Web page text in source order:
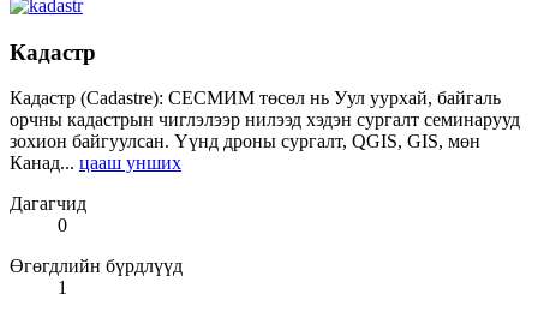
Кадастр
Кадастр (Cadastre): СЕСМИМ төсөл нь Уул уурхай, байгаль
орчны кадастрын чиглэлээр нилээд хэдэн сургалт семинарууд
зохион байгуулсан. Үүнд дроны сургалт, QGIS, GIS, мөн
Канад... цааш унших
Дагагчид
0
Өгөгдлийн бүрдлүүд
1